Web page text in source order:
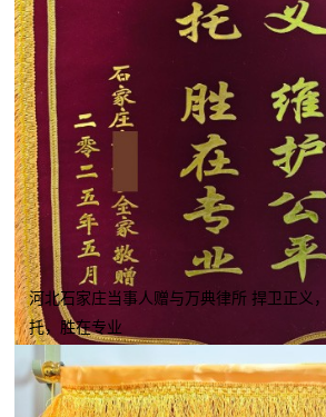
河北石家庄当事人赠与万典律所 捍卫正义
托，胜在专业